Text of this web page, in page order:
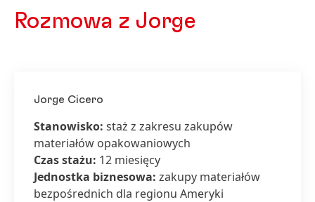
Rozmowa z Jorge
Jorge Cicero
Stanowisko: staż z zakresu zakupów
materiałów opakowaniowych
Czas stażu: 12 miesięcy
Jednostka biznesowa: zakupy materiałów
bezpośrednich dla regionu Ameryki